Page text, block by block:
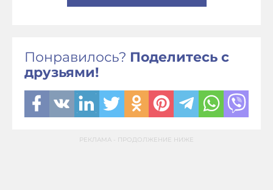
Понравилось? Поделитесь с
друзьями!
РЕКЛАМА - ПРОДОЛЖЕНИЕ НИЖЕ